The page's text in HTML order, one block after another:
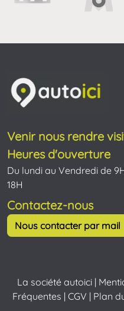
Venir nous rendre
Heures d'ouverture
Du lundi au Vendredi de
18H
Contactez-nous
Nous contacter par mail
La société autoici |
Fréquentes | CGV | Plan